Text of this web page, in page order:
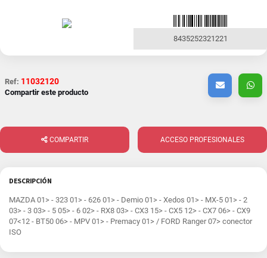
8435252321221
Ref: 11032120
Compartir este producto
COMPARTIR ACCESO PROFESIONALES
DESCRIPCIÓN
MAZDA 01> - 323 01> - 626 01> - Demio 01> - Xedos 01> - MX-5 01> - 2
03> - 3 03> - 5 05> - 6 02> - RX8 03> - CX3 15> - CX5 12> - CX7 06> - CX9
07<12 - BT50 06> - MPV 01> - Premacy 01> / FORD Ranger 07> conector
ISO